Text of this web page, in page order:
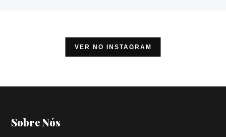
VER NO INSTAGRAM
Sobre Nós